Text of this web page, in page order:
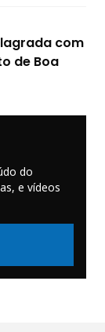
com
de Boa
do
e vídeos